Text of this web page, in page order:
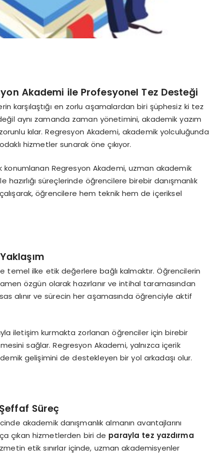
Akademi ile Profesyonel Tez Desteği
karşılaştığı en zorlu aşamalardan biri şüphesiz ki tez
aynı zamanda zaman yönetimini, akademik yazım
kılar. Regresyon Akademi, akademik yolculuğunda
hizmetler sunarak öne çıkıyor.
konumlanan Regresyon Akademi, uzman akademik
süreçlerinde öğrencilere birebir danışmanlık
öğrencilere hem teknik hem de içeriksel
temel ilke etik değerlere bağlı kalmaktır. Öğrencilerin
özgün olarak hazırlanır ve intihal taramasından
alınır ve sürecin her aşamasında öğrenciyle aktif
iletişim kurmakta zorlanan öğrenciler için birebir
sağlar. Regresyon Akademi, yalnızca içerik
gelişimini de destekleyen bir yol arkadaşı olur.
Süreç
akademik danışmanlık almanın avantajlarını
çıkan hizmetlerden biri de parayla tez yazdırma
etik sınırlar içinde, uzman akademisyenler